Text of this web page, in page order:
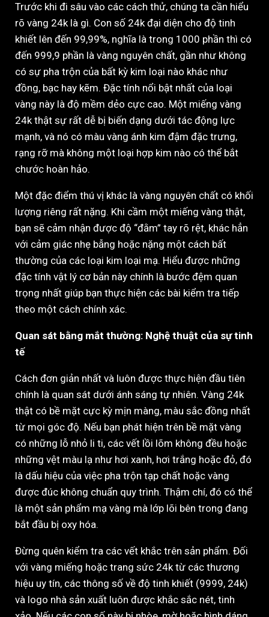
Trước khi đi sâu vào các cách thử, chúng ta cần hiểu
rõ vàng 24k là gì. Con số 24k đại diện cho độ tinh
khiết lên đến 99,99%, nghĩa là trong 1000 phần thì có
đến 999,9 phần là vàng nguyên chất, gần như không
có sự pha trộn của bất kỳ kim loại nào khác như
đồng, bạc hay kẽm. Đặc tính nổi bật nhất của loại
vàng này là độ mềm dẻo cực cao. Một miếng vàng
24k thật sự rất dễ bị biến dạng dưới tác động lực
mạnh, và nó có màu vàng ánh kim đậm đặc trưng,
rạng rỡ mà không một loại hợp kim nào có thể bắt
chước hoàn hảo.
Một đặc điểm thú vị khác là vàng nguyên chất có khối
lượng riêng rất nặng. Khi cầm một miếng vàng thật,
bạn sẽ cảm nhận được độ “đằm” tay rõ rệt, khác hẳn
với cảm giác nhẹ bẫng hoặc nặng một cách bất
thường của các loại kim loại mạ. Hiểu được những
đặc tính vật lý cơ bản này chính là bước đệm quan
trọng nhất giúp bạn thực hiện các bài kiểm tra tiếp
theo một cách chính xác.
Quan sát bằng mắt thường: Nghệ thuật của sự tinh
tế
Cách đơn giản nhất và luôn được thực hiện đầu tiên
chính là quan sát dưới ánh sáng tự nhiên. Vàng 24k
thật có bề mặt cực kỳ mịn màng, màu sắc đồng nhất
từ mọi góc độ. Nếu bạn phát hiện trên bề mặt vàng
có những lỗ nhỏ li ti, các vết lồi lõm không đều hoặc
những vệt màu lạ như hơi xanh, hơi trắng hoặc đỏ, đó
là dấu hiệu của việc pha trộn tạp chất hoặc vàng
được đúc không chuẩn quy trình. Thậm chí, đó có thể
là một sản phẩm mạ vàng mà lớp lõi bên trong đang
bắt đầu bị oxy hóa.
Đừng quên kiểm tra các vết khắc trên sản phẩm. Đối
với vàng miếng hoặc trang sức 24k từ các thương
hiệu uy tín, các thông số về độ tinh khiết (9999, 24k)
và logo nhà sản xuất luôn được khắc sắc nét, tinh